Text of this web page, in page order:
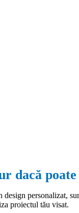
dacă
personalizat,
proiectul tău visat.